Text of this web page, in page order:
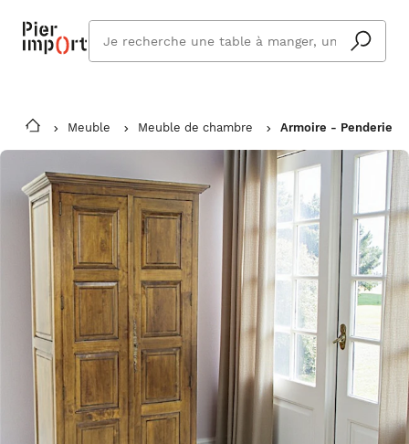
cherchez
vous ?
Meuble Meuble de chambre Armoire - Penderie